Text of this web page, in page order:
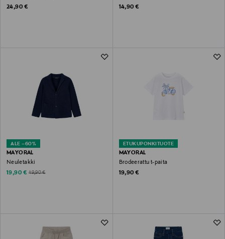
Original Price
24,90 €
Original Price
14,90 €
ALE –60%
MAYORAL
Neuletakki
Discounted Price
19,90 € Original Price
49,90 €
ETUKUPONKITUOTE
MAYORAL
Brodeerattu t-paita
Original Price
19,90 €